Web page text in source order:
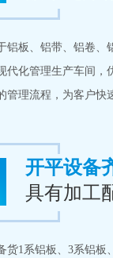
铝板、铝带、铝卷、
代化管理生产车间，
管理流程，为客户快
开平设备
具有加工
货1系铝板、3系铝板